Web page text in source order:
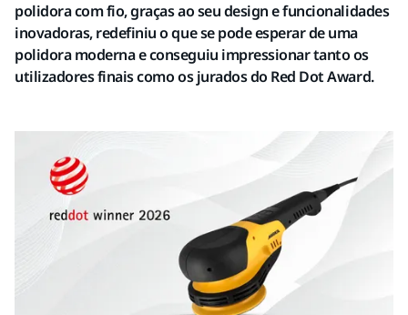
polidora com fio, graças ao seu design e funcionalidades
inovadoras, redefiniu o que se pode esperar de uma
polidora moderna e conseguiu impressionar tanto os
utilizadores finais como os jurados do Red Dot Award.